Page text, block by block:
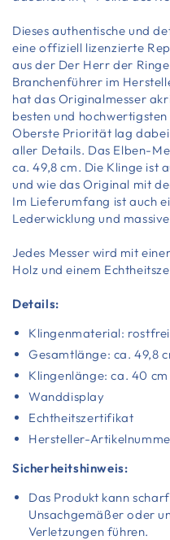
Dieses authentische und
eine offiziell lizenzierte
aus der Der Herr der
Branchenführer im
hat das Originalmesser
besten und
Oberste Priorität lag
aller Details. Das Elben-
ca. 49,8 cm. Die Klinge ist
und wie das Original mit
Im Lieferumfang ist auch
Lederwicklung und
Jedes Messer wird mit
Holz und einem
Details:
Klingenmaterial:
Gesamtlänge: ca. 49,8
Klingenlänge: ca. 40 cm
Wanddisplay
Echtheitszertifikat
Hersteller-
Sicherheitshinweis:
Das Produkt kann
Unsachgemäßer oder
Verletzungen führen.